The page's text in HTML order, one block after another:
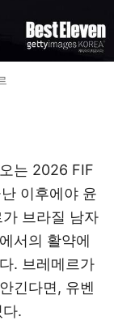
는 2026 FIF
이후에야 윤
브라질 남자
서의 활약에
. 브레메르가
긴다면, 유벤
.